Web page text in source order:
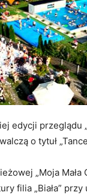
edycji przeglądu
o tytuł
„Moja
filia „Biała” przy